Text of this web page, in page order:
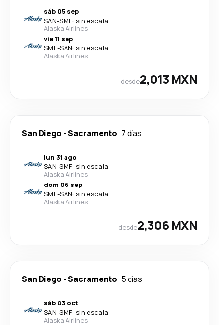
sáb 05 sep
SAN-SMF· sin escala
Alaska Airlines
vie 11 sep
SMF-SAN· sin escala
Alaska Airlines
desde2,013 MXN
San Diego -Sacramento 7 días
lun 31 ago
SAN-SMF· sin escala
Alaska Airlines
dom 06 sep
SMF-SAN· sin escala
Alaska Airlines
desde2,306 MXN
San Diego -Sacramento 5 días
sáb 03 oct
SAN-SMF· sin escala
Alaska Airlines